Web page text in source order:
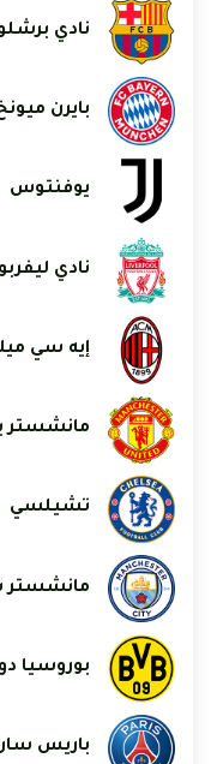
نادي
بايرن
يوفنتوس
نادي
إيه سي
مانشستر
تشيلسي
مانشستر
بوروسيا
باريس